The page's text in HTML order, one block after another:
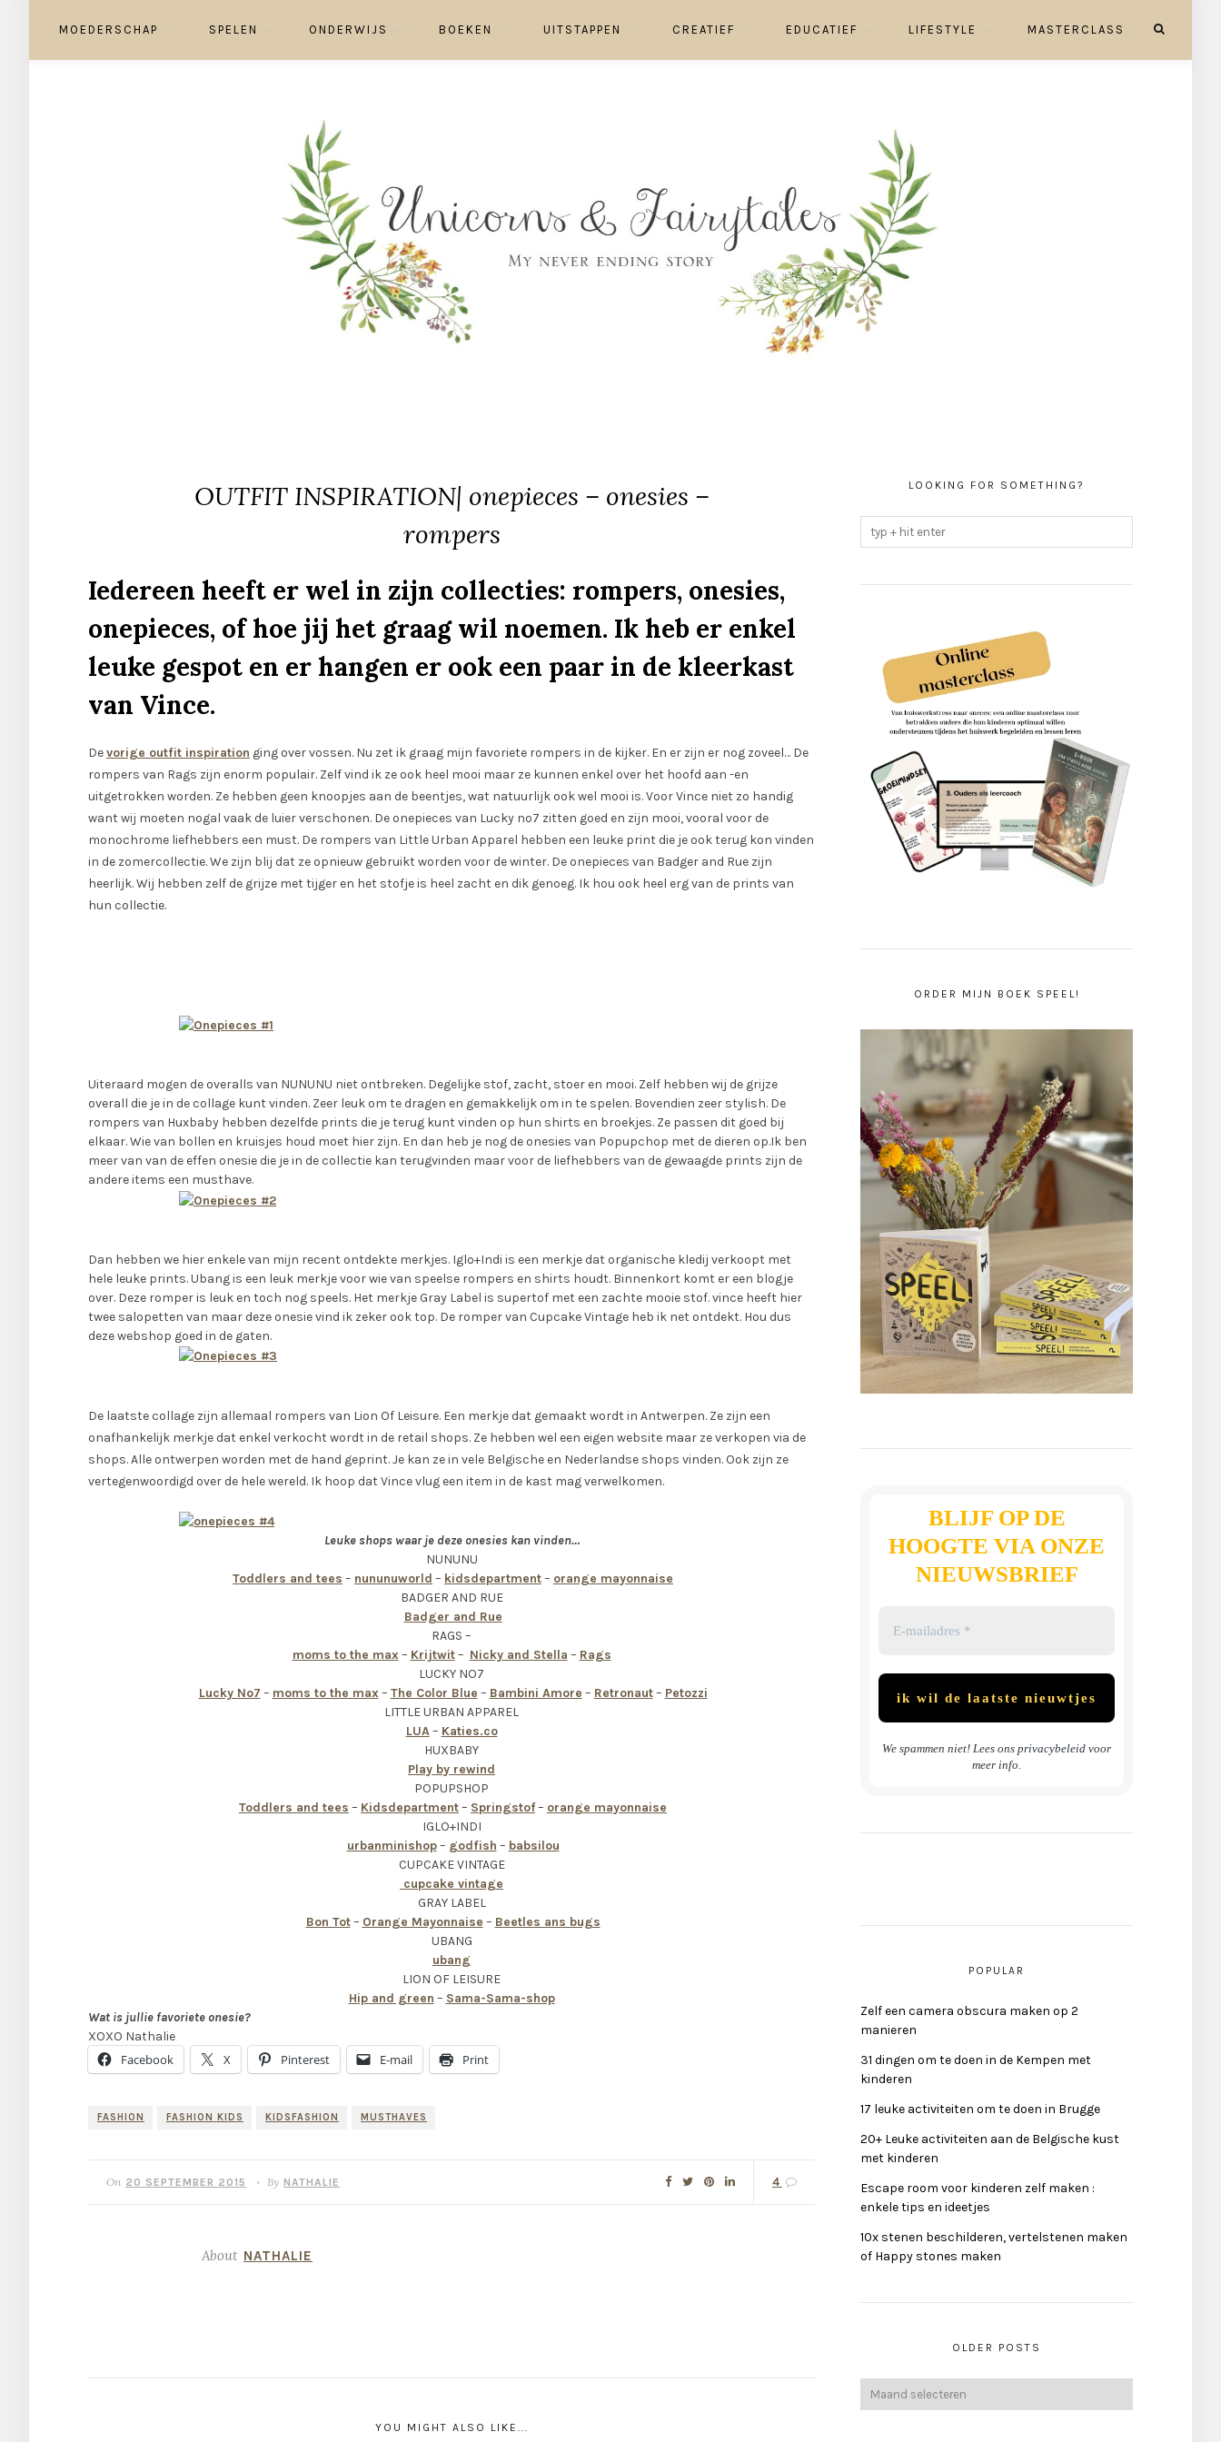
MOEDERSCHAP SPELEN ONDERWIJS BOEKEN UITSTAPPEN CREATIEF EDUCATIEF LIFESTYLE MASTERCLASS
OUTFIT INSPIRATION| onepieces – onesies –
rompers
Iedereen heeft er wel in zijn collecties: rompers, onesies,
onepieces, of hoe jij het graag wil noemen. Ik heb er enkel
leuke gespot en er hangen er ook een paar in de kleerkast
van Vince.
Devorige outfit inspiration ging over vossen. Nu zet ik graag mijn favoriete rompers in de kijker. En er zijn er nog zoveel… De
rompers van Rags zijn enorm populair. Zelf vind ik ze ook heel mooi maar ze kunnen enkel over het hoofd aan -en
uitgetrokken worden. Ze hebben geen knoopjes aan de beentjes, wat natuurlijk ook wel mooi is. Voor Vince niet zo handig
want wij moeten nogal vaak de luier verschonen. De onepieces van Lucky no7 zitten goed en zijn mooi, vooral voor de
monochrome liefhebbers een must. De rompers van Little Urban Apparel hebben een leuke print die je ook terug kon vinden
in de zomercollectie. We zijn blij dat ze opnieuw gebruikt worden voor de winter. De onepieces van Badger and Rue zijn
heerlijk. Wij hebben zelf de grijze met tijger en het stofje is heel zacht en dik genoeg. Ik hou ook heel erg van de prints van
hun collectie.
Uiteraard mogen de overalls van NUNUNU niet ontbreken. Degelijke stof, zacht, stoer en mooi. Zelf hebben wij de grijze
overall die je in de collage kunt vinden. Zeer leuk om te dragen en gemakkelijk om in te spelen. Bovendien zeer stylish. De
rompers van Huxbaby hebben dezelfde prints die je terug kunt vinden op hun shirts en broekjes. Ze passen dit goed bij
elkaar. Wie van bollen en kruisjes houd moet hier zijn. En dan heb je nog de onesies van Popupchop met de dieren op.Ik ben
meer van van de effen onesie die je in de collectie kan terugvinden maar voor de liefhebbers van de gewaagde prints zijn de
andere items een musthave.
Dan hebben we hier enkele van mijn recent ontdekte merkjes. Iglo+Indi is een merkje dat organische kledij verkoopt met
hele leuke prints. Ubang is een leuk merkje voor wie van speelse rompers en shirts houdt. Binnenkort komt er een blogje
over. Deze romper is leuk en toch nog speels. Het merkje Gray Label is supertof met een zachte mooie stof. vince heeft hier
twee salopetten van maar deze onesie vind ik zeker ook top. De romper van Cupcake Vintage heb ik net ontdekt. Hou dus
deze webshop goed in de gaten.
De laatste collage zijn allemaal rompers van Lion Of Leisure. Een merkje dat gemaakt wordt in Antwerpen. Ze zijn een
onafhankelijk merkje dat enkel verkocht wordt in de retail shops. Ze hebben wel een eigen website maar ze verkopen via de
shops. Alle ontwerpen worden met de hand geprint. Je kan ze in vele Belgische en Nederlandse shops vinden. Ook zijn ze
vertegenwoordigd over de hele wereld. Ik hoop dat Vince vlug een item in de kast mag verwelkomen.
Leuke shops waar je deze onesies kan vinden…
NUNUNU
Toddlers and tees – nununuworld – kidsdepartment– orange mayonnaise
BADGER AND RUE
Badger and Rue
RAGS –
moms to the max– Krijtwit– Nicky and Stella – Rags
LUCKY NO7
Lucky No7 – moms to the max– The Color Blue – Bambini Amore – Retronaut– Petozzi
LITTLE URBAN APPAREL
LUA– Katies.co
HUXBABY
Play by rewind
POPUPSHOP
Toddlers and tees – Kidsdepartment– Springstof– orange mayonnaise
IGLO+INDI
urbanminishop– godfish – babsilou
CUPCAKE VINTAGE
cupcake vintage
GRAY LABEL
Bon Tot– Orange Mayonnaise – Beetles ans bugs
UBANG
ubang
LION OF LEISURE
Hip and green – Sama-Sama-shop
Wat is jullie favoriete onesie?
XOXO Nathalie
Facebook X Pinterest E-mail Print
FASHION FASHION KIDS KIDSFASHION MUSTHAVES
On 20 SEPTEMBER 2015 • By NATHALIE 4
About NATHALIE
YOU MIGHT ALSO LIKE...
LOOKING FOR SOMETHING?
ORDER MIJN BOEK SPEEL!
BLIJF OP DE
HOOGTE VIA ONZE
NIEUWSBRIEF
We spammen niet! Lees ons privacybeleid voor
meer info.
POPULAR
Zelf een camera obscura maken op 2
manieren
31 dingen om te doen in de Kempen met
kinderen
17 leuke activiteiten om te doen in Brugge
20+ Leuke activiteiten aan de Belgische kust
met kinderen
Escape room voor kinderen zelf maken :
enkele tips en ideetjes
10x stenen beschilderen, vertelstenen maken
of Happy stones maken
OLDER POSTS